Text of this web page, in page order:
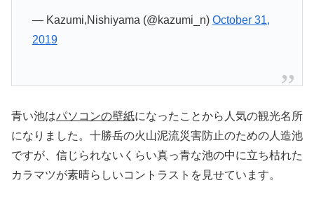
— Kazumi,Nishiyama (@kazumi_n) October 31,
2019
青い池はパソコンの壁紙になったことから人気の観光名所
になりました。十勝岳の火山泥流災害防止のための人造池
ですが、信じられないくらい真っ青な池の中に立ち枯れた
カラマツが素晴らしいコントラストを見せています。